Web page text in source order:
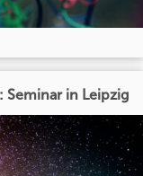
in Leipzig